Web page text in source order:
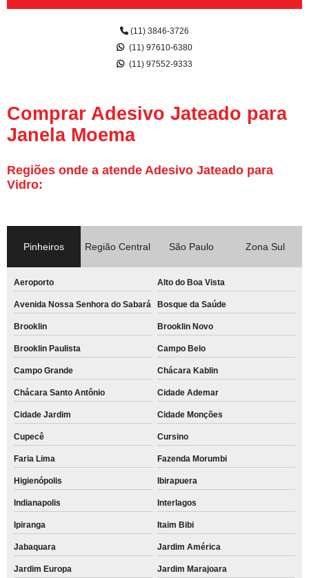
(11) 3846-3726
(11) 97610-6380
(11) 97552-9333
Comprar Adesivo Jateado para
Janela Moema
Regiões onde a atende Adesivo Jateado para
Vidro:
Pinheiros Região Central São Paulo Zona Sul
Aeroporto Alto do Boa Vista
Avenida Nossa Senhora do Sabará Bosque da Saúde
Brooklin Brooklin Novo
Brooklin Paulista Campo Belo
Campo Grande Chácara Kablin
Chácara Santo Antônio Cidade Ademar
Cidade Jardim Cidade Monções
Cupecê Cursino
Faria Lima Fazenda Morumbi
Higienópolis Ibirapuera
Indianapolis Interlagos
Ipiranga Itaim Bibi
Jabaquara Jardim América
Jardim Europa Jardim Marajoara